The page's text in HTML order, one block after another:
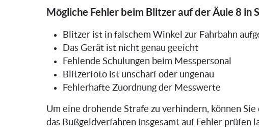
Mögliche Fehler beim Blitzer auf der Äule 8 in
Blitzer ist in falschem Winkel zur Fahrbahn
Das Gerät ist nicht genau geeicht
Fehlende Schulungen beim Messpersonal
Blitzerfoto ist unscharf oder ungenau
Fehlerhafte Zuordnung der Messwerte
Um eine drohende Strafe zu verhindern, können Sie
das Bußgeldverfahren insgesamt auf Fehler prüfen